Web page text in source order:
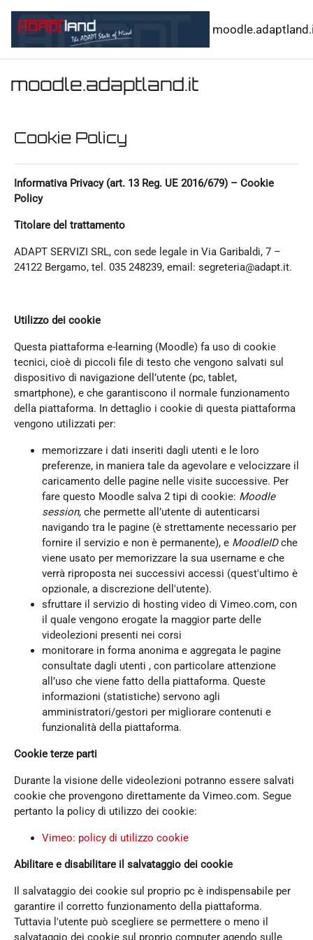
moodle.adaptland.it
Cookie Policy
Informativa Privacy (art. 13 Reg. UE 2016/679) – Cookie
Policy
Titolare del trattamento
ADAPT SERVIZI SRL, con sede legale in Via Garibaldi, 7 –
24122 Bergamo, tel. 035 248239, email: segreteria@adapt.it.
Utilizzo dei cookie
Questa piattaforma e-learning (Moodle) fa uso di cookie
tecnici, cioè di piccoli file di testo che vengono salvati sul
dispositivo di navigazione dell’utente (pc, tablet,
smartphone), e che garantiscono il normale funzionamento
della piattaforma. In dettaglio i cookie di questa piattaforma
vengono utilizzati per:
memorizzare i dati inseriti dagli utenti e le loro
preferenze, in maniera tale da agevolare e velocizzare il
caricamento delle pagine nelle visite successive. Per
fare questo Moodle salva 2 tipi di cookie: Moodle
session, che permette all’utente di autenticarsi
navigando tra le pagine (è strettamente necessario per
fornire il servizio e non è permanente), e MoodleIDche
viene usato per memorizzare la sua username e che
verrà riproposta nei successivi accessi (quest'ultimo è
opzionale, a discrezione dell'utente).
sfruttare il servizio di hosting video di Vimeo.com, con
il quale vengono erogate la maggior parte delle
videolezioni presenti nei corsi
monitorare in forma anonima e aggregata le pagine
consultate dagli utenti , con particolare attenzione
all’uso che viene fatto della piattaforma. Queste
informazioni (statistiche) servono agli
amministratori/gestori per migliorare contenuti e
funzionalità della piattaforma.
Cookie terze parti
Durante la visione delle videolezioni potranno essere salvati
cookie che provengono direttamente da Vimeo.com. Segue
pertanto la policy di utilizzo dei cookie:
Vimeo: policy di utilizzo cookie
Abilitare e disabilitare il salvataggio dei cookie
Il salvataggio dei cookie sul proprio pc è indispensabile per
garantire il corretto funzionamento della piattaforma.
Tuttavia l'utente può scegliere se permettere o meno il
salvataggio dei cookie sul proprio computer agendo sulle